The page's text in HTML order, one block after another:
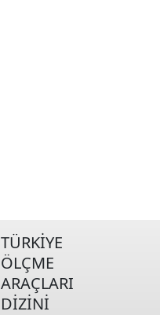
TÜRKİYE
ÖLÇME
ARAÇLARI
DİZİNİ